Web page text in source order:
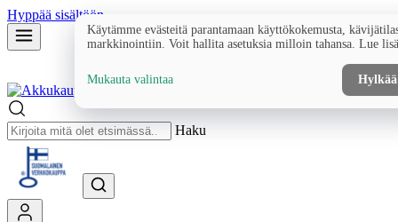
Hyppää sisältöön
Haku
Käytämme evästeitä parantamaan käyttökokemusta,
markkinointiin. Voit hallita asetuksia milloin tahansa. Lue
Mukauta valintaa Hylkää